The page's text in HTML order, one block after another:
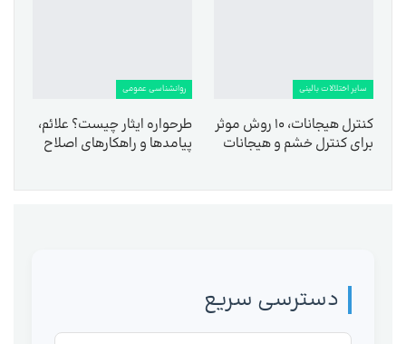
سایر اختلالات بالینی
کنترل هیجانات، ۱۰ روش موثر
برای کنترل خشم و هیجانات
روانشناسی عمومی
طرحواره ایثار چیست؟ علائم،
پیامدها و راهکارهای اصلاح
دسترسی سریع